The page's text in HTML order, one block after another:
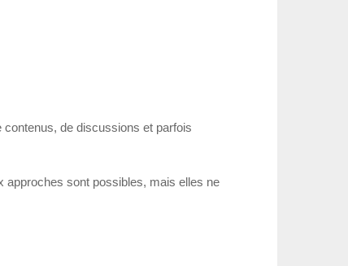
de discussions et parfois
approches sont possibles, mais elles ne